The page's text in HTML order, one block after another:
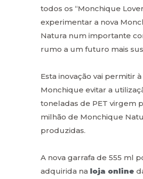
todos os “Monchique
experimentar a nova
Natura num importante
rumo a um futuro mais
Esta inovação vai permitir
Monchique evitar a
toneladas de PET virgem
milhão de Monchique
produzidas.
A nova garrafa de 555 ml
adquirida na loja online